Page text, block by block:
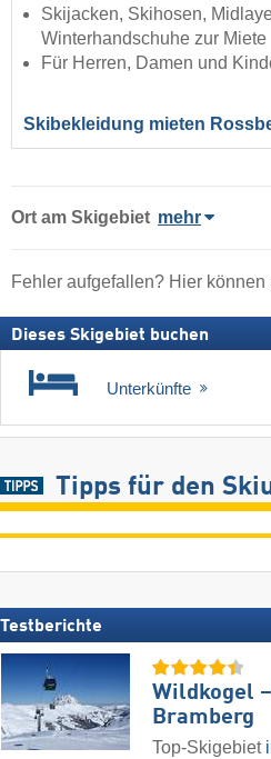
Skijacken, Skihosen,
Winterhandschuhe zur Miete
Für Herren, Damen und
Skibekleidung mieten
Ort am Skigebiet mehr
Fehler aufgefallen? Hier können
Dieses Skigebiet buchen
Unterkünfte
Tipps für den
Testberichte
Wildkogel
Bramberg
Top-Skigebiet